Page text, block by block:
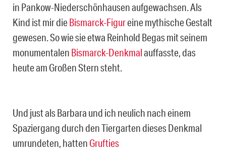
in Pankow-Niederschönhausen aufgewachsen. Als
Kind ist mir dieBismarck-Figureine mythische Gestalt
gewesen. So wie sie etwa Reinhold Begas mit seinem
monumentalen Bismarck-Denkmalauffasste, das
heute am Großen Stern steht.
Und just als Barbara und ich neulich nach einem
Spaziergang durch den Tiergarten dieses Denkmal
umrundeten, hatten Grufties